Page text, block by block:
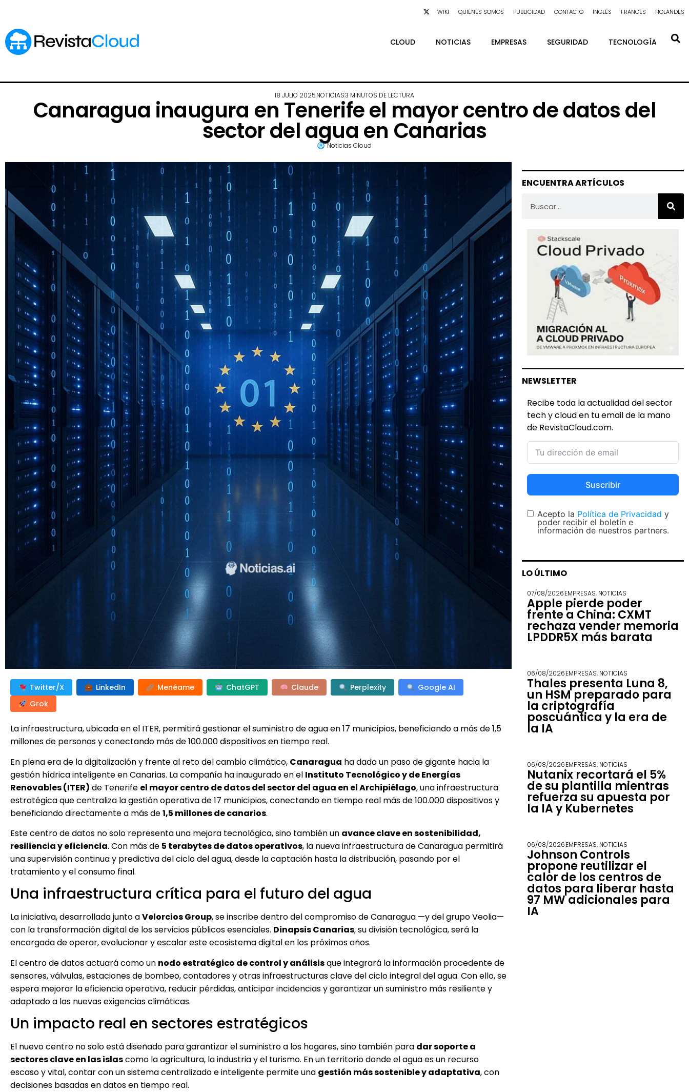
WIKI QUIÉNES SOMOS PUBLICIDAD CONTACTO INGLÉS FRANCÉS HOLANDÉS
CLOUD NOTICIAS EMPRESAS SEGURIDAD TECNOLOGÍA
18 JULIO 2025NOTICIAS3 MINUTOS DE LECTURA
Canaragua inaugura en Tenerife el mayor centro de datos del
sector del agua en Canarias
Noticias Cloud
Twitter/X LinkedIn Menéame ChatGPT Claude Perplexity
Google AI
Grok
La infraestructura, ubicada en el ITER, permitirá gestionar el suministro de agua en 17 municipios, beneficiando a más de 1,5
millones de personas y conectando más de 100.000 dispositivos en tiempo real.
En plena era de la digitalización y frente al reto del cambio climático, Canaragua ha dado un paso de gigante hacia la
gestión hídrica inteligente en Canarias. La compañía ha inaugurado en el Instituto Tecnológico y de Energías
Renovables (ITER) de Tenerife el mayor centro de datos del sector del agua en el Archipiélago, una infraestructura
estratégica que centraliza la gestión operativa de 17 municipios, conectando en tiempo real más de 100.000 dispositivos y
beneficiando directamente a más de1,5 millones de canarios.
Este centro de datos no solo representa una mejora tecnológica, sino también un avance clave en sostenibilidad,
resiliencia y eficiencia. Con más de 5 terabytes de datos operativos, la nueva infraestructura de Canaragua permitirá
una supervisión continua y predictiva del ciclo del agua, desde la captación hasta la distribución, pasando por el
tratamiento y el consumo final.
Una infraestructura crítica para el futuro del agua
La iniciativa, desarrollada junto aVelorcios Group, se inscribe dentro del compromiso de Canaragua —y del grupo Veolia—
con la transformación digital de los servicios públicos esenciales. Dinapsis Canarias, su división tecnológica, será la
encargada de operar, evolucionar y escalar este ecosistema digital en los próximos años.
El centro de datos actuará como un nodo estratégico de control y análisisque integrará la información procedente de
sensores, válvulas, estaciones de bombeo, contadores y otras infraestructuras clave del ciclo integral del agua. Con ello, se
espera mejorar la eficiencia operativa, reducir pérdidas, anticipar incidencias y garantizar un suministro más resiliente y
adaptado a las nuevas exigencias climáticas.
Un impacto real en sectores estratégicos
El nuevo centro no solo está diseñado para garantizar el suministro a los hogares, sino también para dar soporte a
sectores clave en las islascomo la agricultura, la industria y el turismo. En un territorio donde el agua es un recurso
escaso y vital, contar con un sistema centralizado e inteligente permite una gestión más sostenible y adaptativa, con
decisiones basadas en datos en tiempo real.
ENCUENTRA ARTÍCULOS
NEWSLETTER
Recibe toda la actualidad del sector
tech y cloud en tu email de la mano
de RevistaCloud.com.
Suscribir
Acepto la Política de Privacidad y
poder recibir el boletín e
información de nuestros partners.
LO ÚLTIMO
07/08/2026EMPRESAS, NOTICIAS
Apple pierde poder
frente a China: CXMT
rechaza vender memoria
LPDDR5X más barata
06/08/2026EMPRESAS, NOTICIAS
Thales presenta Luna 8,
un HSM preparado para
la criptografía
poscuántica y la era de
la IA
06/08/2026EMPRESAS, NOTICIAS
Nutanix recortará el 5%
de su plantilla mientras
refuerza su apuesta por
la IA y Kubernetes
06/08/2026EMPRESAS, NOTICIAS
Johnson Controls
propone reutilizar el
calor de los centros de
datos para liberar hasta
97 MW adicionales para
IA